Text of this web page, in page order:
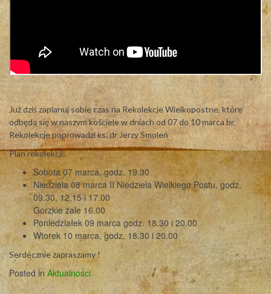
Już dziś zaplanuj sobie czas na Rekolekcje Wielkopostne, które
odbędą się w naszym kościele w dniach od 07 do 10 marca br.
Rekolekcje poprowadzi ks. dr Jerzy Smoleń
Plan rekolekcji:
Sobota 07 marca, godz. 19.30
Niedziela 08 marca II Niedziela Wielkiego Postu, godz.
09.30, 12.15 i 17.00
Gorzkie żale 16.00
Poniedziałek 09 marca godz. 18.30 i 20.00
Wtorek 10 marca, godz. 18.30 i 20.00
Serdecznie zapraszamy !
Posted in Aktualności